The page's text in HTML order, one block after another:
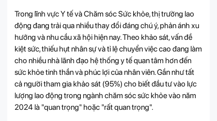
Trong lĩnh vực Y tế và Chăm sóc Sức khỏe, thị trường lao
động đang trải qua nhiều thay đổi đáng chú ý, phản ánh xu
hướng và nhu cầu xã hội hiện nay. Theo khảo sát, vấn đề
kiệt sức, thiếu hụt nhân sự và tỉ lệ chuyển việc cao đang làm
cho nhiều nhà lãnh đạo hệ thống y tế quan tâm hơn đến
sức khỏe tinh thần và phúc lợi của nhân viên. Gần như tất
cả người tham gia khảo sát (95%) cho biết đầu tư vào lực
lượng lao động trong ngành chăm sóc sức khỏe vào năm
2024 là "quan trọng" hoặc "rất quan trọng".